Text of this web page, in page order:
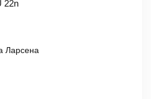
22n
Ларсена